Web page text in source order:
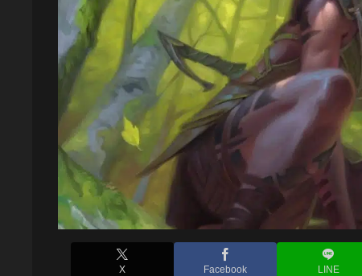
X Facebook LINE